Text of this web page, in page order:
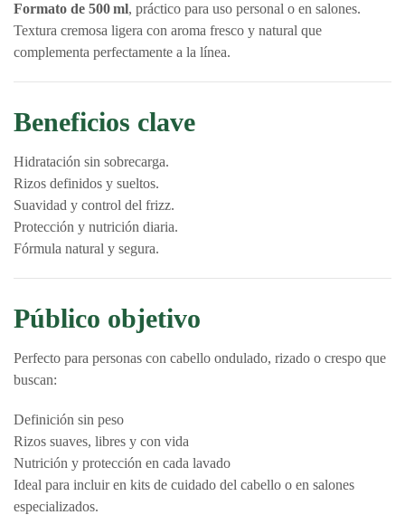
Formato de 500 ml, práctico para uso personal o en salones.
Textura cremosa ligera con aroma fresco y natural que
complementa perfectamente a la línea.
Beneficios clave
Hidratación sin sobrecarga.
Rizos definidos y sueltos.
Suavidad y control del frizz.
Protección y nutrición diaria.
Fórmula natural y segura.
Público objetivo
Perfecto para personas con cabello ondulado, rizado o crespo que
buscan:
Definición sin peso
Rizos suaves, libres y con vida
Nutrición y protección en cada lavado
Ideal para incluir en kits de cuidado del cabello o en salones
especializados.